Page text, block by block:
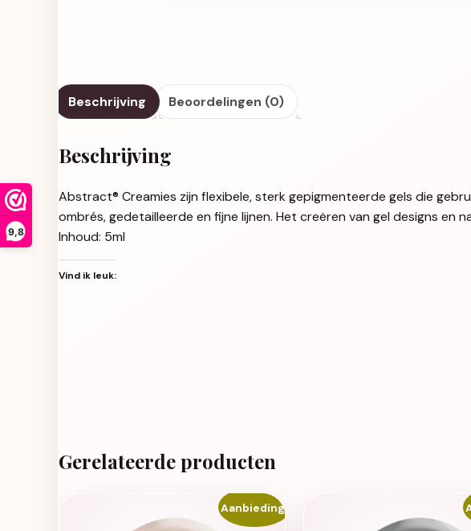
9,8
Beschrijving Beoordelingen (0)
Beschrijving
Abstract® Creamies zijn flexibele, sterk gepigmenteerde gels die
ombrés, gedetailleerde en fijne lijnen. Het creëren van gel designs en
Inhoud: 5ml
Vind ik leuk:
Gerelateerde producten
Aanbieding!